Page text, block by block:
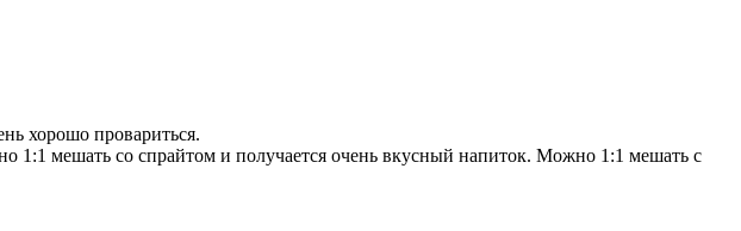
хорошо провариться.
мешать со спрайтом и получается очень вкусный напиток. Можно 1:1 мешать с